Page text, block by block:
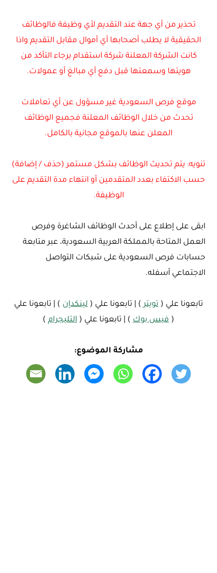
تحذير من أي جهة عند التقديم لأي وظيفة فالوظائف
الحقيقية لا يطلب أصحابها أي أموال مقابل التقديم واذا
كانت الشركة المعلنة شركة استقدام برجاء التأكد من
هويتها وسمعتها قبل دفع أي مبالغ أو عمولات.
موقع فرص السعودية غير مسؤول عن أي تعاملات
تحدث من خلال الوظائف المعلنة فجميع الوظائف
المعلن عنها بالموقع مجانية بالكامل.
تنويه: يتم تحديث الوظائف بشكل مستمر (حذف / إضافة)
حسب الاكتفاء بعدد المتقدمين أو انتهاء مدة التقديم على
الوظيفة.
ابقى على إطلاع على أحدث الوظائف الشاغرة وفرص
العمل المتاحة بالمملكة العربية السعودية، عبر متابعة
حسابات فرص السعودية على شبكات التواصل
الاجتماعي أسفله.
تابعونا علي ( تويتر ) | تابعونا علي ( لينكدإن ) | تابعونا علي
( فيس بوك ) | تابعونا علي ( التليجرام )
مشاركة الموضوع: